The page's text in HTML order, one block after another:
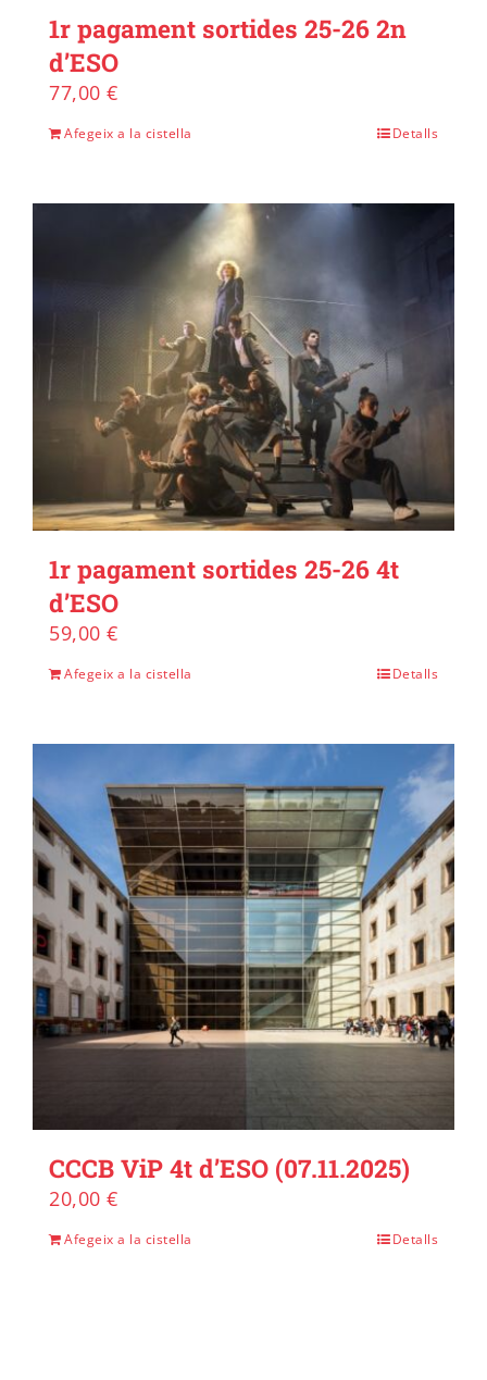
1r pagament sortides 25-26 2n
d’ESO
77,00 €
Afegeix a la cistella Detalls
1r pagament sortides 25-26 4t
d’ESO
59,00 €
Afegeix a la cistella Detalls
CCCB ViP 4t d’ESO (07.11.2025)
20,00 €
Afegeix a la cistella Detalls